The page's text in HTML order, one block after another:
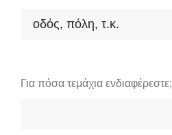
Για πόσα τεμάχια ενδιαφέρεστε;